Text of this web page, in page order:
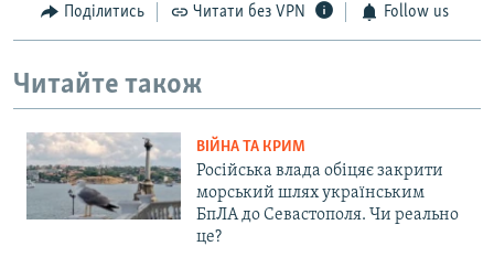
Поділитись Читати без VPN Follow us
Читайте також
ВІЙНА ТА КРИМ
Російська влада обіцяє закрити
морський шлях українським
БпЛА до Севастополя. Чи реально
це?